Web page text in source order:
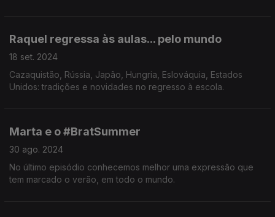
Raquel regressa às aulas... pelo mundo
18 set. 2024
Cazaquistão, Rússia, Japão, Hungria, Eslováquia, Estados
Unidos: tradições e novidades no regresso à escola.
Marta e o #BratSummer
30 ago. 2024
No último episódio conhecemos melhor uma expressão que
tem marcado o verão, em todo o mundo.